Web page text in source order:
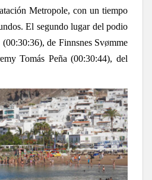
Metropole, con un tiempo
El segundo lugar del podio
de Finnsnes Svømme
Tomás Peña (00:30:44), del